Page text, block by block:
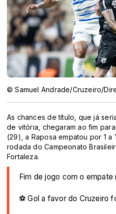
© Samuel Andrade/Cruzeiro/
As chances de título, que já
de vitória, chegaram ao fim
(29), a Raposa empatou por 1 a
rodada do Campeonato
Fortaleza.
Fim de jogo com o empate
⚽ Gol a favor do Cruzeiro